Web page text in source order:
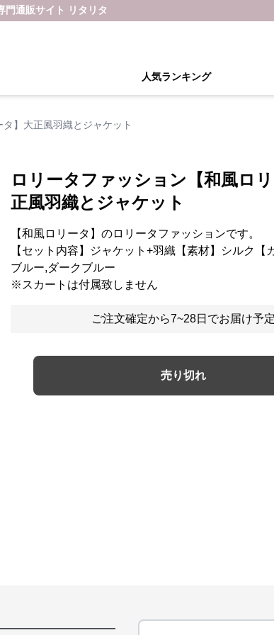
門通販サイト リタリタ
人気ランキング
】大正風羽織とジャケット
ロリータファッション【和風ロ
正風羽織とジャケット
【和風ロリータ】のロリータファッションです。
【セット内容】ジャケット+羽織【素材】シルク【
ブルー,ダークブルー
※スカートは付属致しません
ご注文確定から7~28日でお届け予定
売り切れ